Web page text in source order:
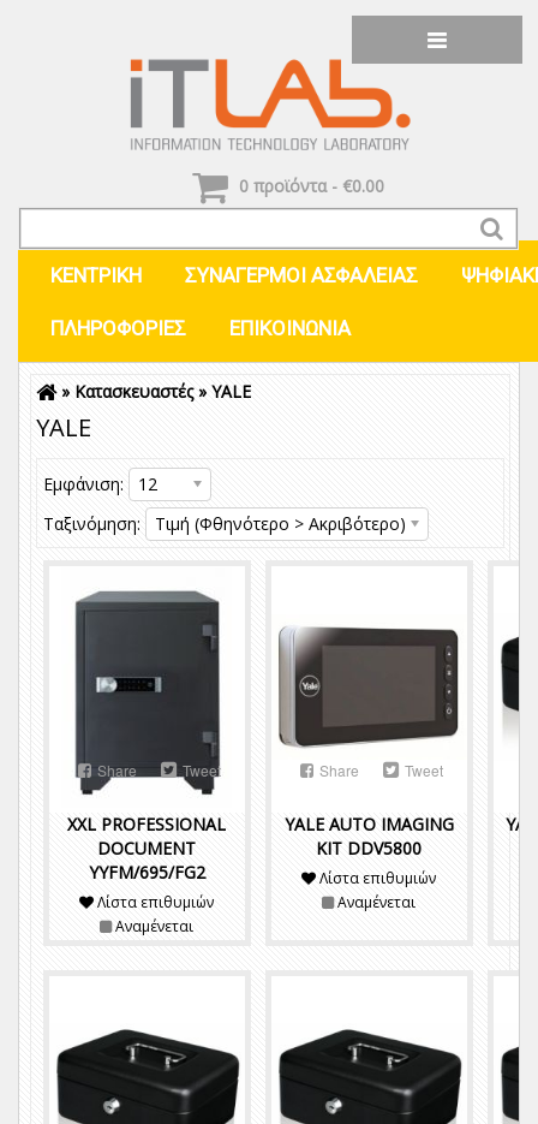
0 προϊόντα - €0.00
ΚΕΝΤΡΙΚΗ ΣΥΝΑΓΕΡΜΟΙ ΑΣΦΑΛΕΙΑΣ
ΠΛΗΡΟΦΟΡΊΕΣ ΕΠΙΚΟΙΝΩΝΊΑ
Είσοδος
» Κατασκευαστές» YALE
YALE
Εμφάνιση:
12
Ταξινόμηση:
Τιμή (Φθηνότερο > Ακριβότερο)
XXL PROFESSIONAL
DOCUMENT
YYFM/695/FG2
Share Tweet
Λίστα επιθυμιών
Αναμένεται
YALE AUTO IMAGING
KIT DDV5800
Share Tweet
Λίστα επιθυμιών
Αναμένεται